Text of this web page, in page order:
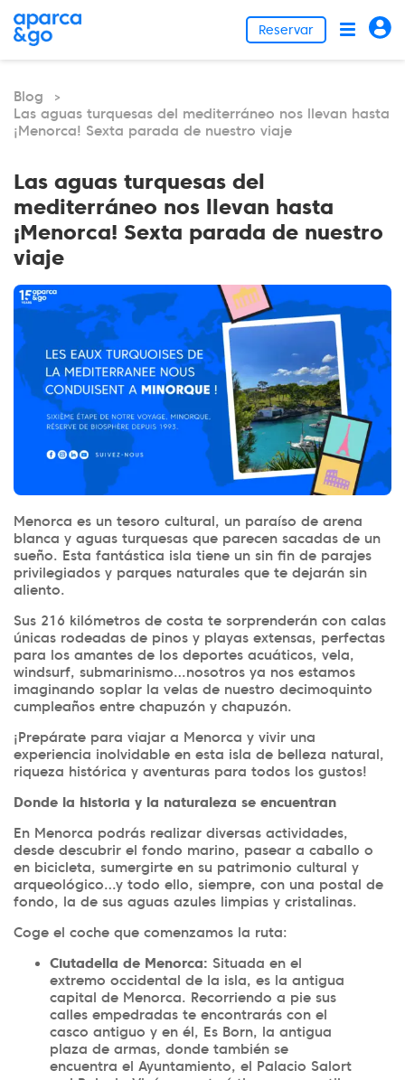
Reservar
Blog >
Las aguas turquesas del mediterráneo nos llevan hasta
¡Menorca! Sexta parada de nuestro viaje
Las aguas turquesas del
mediterráneo nos llevan hasta
¡Menorca! Sexta parada de nuestro
viaje
Menorca es un tesoro cultural, un paraíso de arena
blanca y aguas turquesas que parecen sacadas de un
sueño. Esta fantástica isla tiene un sin fin de parajes
privilegiados y parques naturales que te dejarán sin
aliento.
Sus 216 kilómetros de costa te sorprenderán con calas
únicas rodeadas de pinos y playas extensas, perfectas
para los amantes de los deportes acuáticos, vela,
windsurf, submarinismo…nosotros ya nos estamos
imaginando soplar la velas de nuestro decimoquinto
cumpleaños entre chapuzón y chapuzón.
¡Prepárate para viajar a Menorca y vivir una
experiencia inolvidable en esta isla de belleza natural,
riqueza histórica y aventuras para todos los gustos!
Donde la historia y la naturaleza se encuentran
En Menorca podrás realizar diversas actividades,
desde descubrir el fondo marino, pasear a caballo o
en bicicleta, sumergirte en su patrimonio cultural y
arqueológico…y todo ello, siempre, con una postal de
fondo, la de sus aguas azules limpias y cristalinas.
Coge el coche que comenzamos la ruta:
Ciutadella de Menorca: Situada en el
extremo occidental de la isla, es la antigua
capital de Menorca. Recorriendo a pie sus
calles empedradas te encontrarás con el
casco antiguo y en él, Es Born, la antigua
plaza de armas, donde también se
encuentra el Ayuntamiento, el Palacio Salort